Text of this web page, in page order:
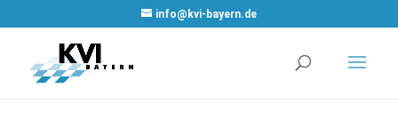
info@kvi-bayern.de
Cookie Plugin
Cookie Banner